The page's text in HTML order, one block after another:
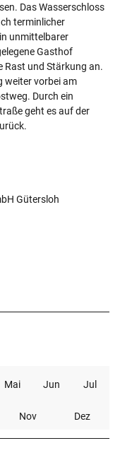
Das Wasserschloss
terminlicher
unmittelbarer
Gasthof
Rast und Stärkung an.
weiter vorbei am
Durch ein
geht es auf der
Gütersloh
Mai Jun Jul
Nov Dez